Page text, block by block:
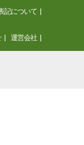
記について
運営会社